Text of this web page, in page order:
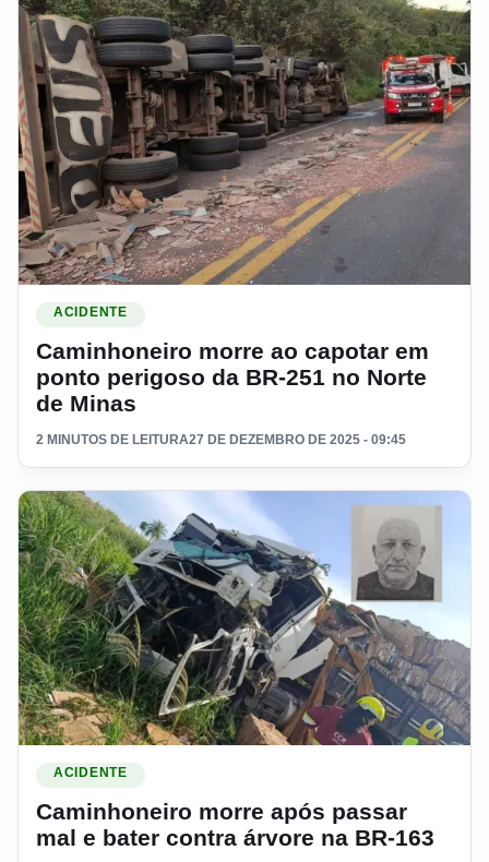
ACIDENTE
Caminhoneiro morre ao capotar em
ponto perigoso da BR-251 no Norte
de Minas
2 MINUTOS DE LEITURA27 DE DEZEMBRO DE 2025 - 09:45
ACIDENTE
Caminhoneiro morre após passar
mal e bater contra árvore na BR-163